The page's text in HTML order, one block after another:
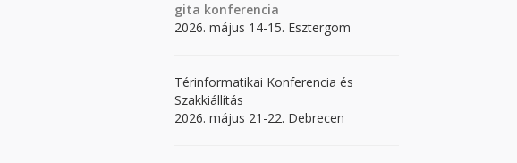
gita konferencia
2026. május 14-15. Esztergom
Térinformatikai Konferencia és
Szakkiállítás
2026. május 21-22. Debrecen